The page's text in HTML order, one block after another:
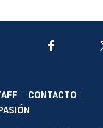
| CONTACTO |